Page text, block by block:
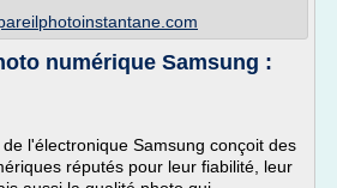
numérique Samsung :
l'électronique Samsung conçoit des
réputés pour leur fiabilité, leur